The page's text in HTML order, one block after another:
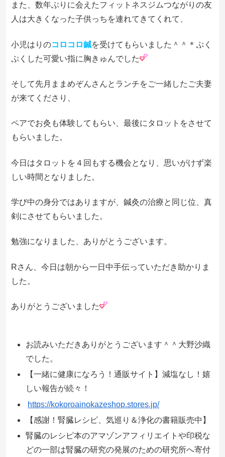
また、数年ぶりに会えたフィットネスジムつながりの友
人は大きくなった子供っちを連れてきてくれて、
小児はりのコロコロ鍼を受けてもらいました＾＾＊ぷく
ぷくした可愛い指に胸きゅんでした
そして先月ままめぞんさんとランチをご一緒したご夫妻
が来てくださり、
ペアでお灸も体験してもらい、最後にタロットをさせて
もらいました。
今日はタロットを４回もする機会となり、思いがけず楽
しい時間となりました。
学び中の身分ではありますが、鍼灸の治療と同じ位、真
剣にさせてもらいました。
勉強になりました、ありがとうございます。
Rさん、今日は朝から一日中手伝っていただき助かりま
した。
ありがとうございました
お読みいただきありがとうございます＾＾大野沙織
でした。
【一緒に健康になろう！通販サイト】減塩なし！嬉
しい報告が続々！
https://kokoroainokazeshop.stores.jp/
【感謝！腎臓レシピ、気巡り＆浄化の書籍販売中】
腎臓のレシピ本のアマゾンアフィリエイトや印税な
どの一部は腎臓の研究の発展のための研究所へ寄付